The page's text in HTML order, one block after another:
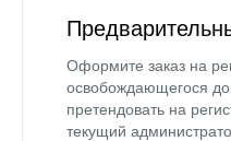
Оформите заказ на
освобождающегося
претендовать на
текущий